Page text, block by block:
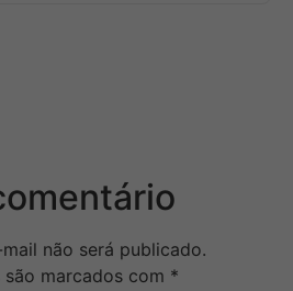
não será publicado.
marcados com *